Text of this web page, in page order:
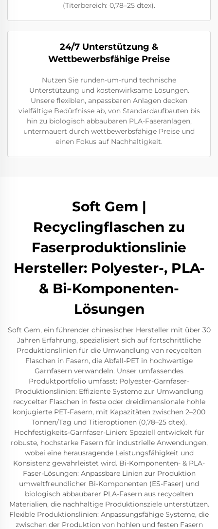
(Titerbereich: 0,78–25 dtex).
24/7 Unterstützung &
Wettbewerbsfähige Preise
Nutzen Sie runden-um-rund technische
Unterstützung und kostenwirksame Lösungen.
Unsere flexiblen, anpassbaren Anlagen decken
vielfältige Bedürfnisse ab, von Standardaufbauten bis
hin zu biologisch abbaubaren PLA-Faseranlagen,
untermauert durch wettbewerbsfähige Preise und
einen Fokus auf Nachhaltigkeit.
Soft Gem |
Recyclingflaschen zu
Faserproduktionslinie
Hersteller: Polyester-, PLA-
& Bi-Komponenten-
Lösungen
Soft Gem, ein führender chinesischer Hersteller mit über 30
Jahren Erfahrung, spezialisiert sich auf fortschrittliche
Produktionslinien für die Umwandlung von recycelten
Flaschen in Fasern, die Abfall-PET in hochwertige
Garnfasern verwandeln. Unser umfassendes
Produktportfolio umfasst: Polyester-Garnfaser-
Produktionslinien: Effiziente Systeme zur Umwandlung
recycelter Flaschen in feste oder dreidimensionale hohle
konjugierte PET-Fasern, mit Kapazitäten zwischen 2–200
Tonnen/Tag und Titieroptionen (0,78–25 dtex).
Hochfestigkeits-Garnfaser-Linien: Speziell entwickelt für
robuste, hochstarke Fasern für industrielle Anwendungen,
wobei eine herausragende Leistungsfähigkeit und
Konsistenz gewährleistet wird. Bi-Komponenten- & PLA-
Faser-Lösungen: Anpassbare Linien zur Produktion
umweltfreundlicher Bi-Komponenten (ES-Faser) und
biologisch abbaubarer PLA-Fasern aus recycelten
Materialien, die nachhaltige Produktionsziele unterstützen.
Flexible Produktionslinien: Anpassungsfähige Systeme, die
zwischen der Produktion von hohlen und festen Fasern